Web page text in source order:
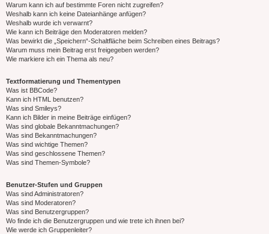
Warum kann ich auf bestimmte Foren nicht zugreifen?
Weshalb kann ich keine Dateianhänge anfügen?
Weshalb wurde ich verwarnt?
Wie kann ich Beiträge den Moderatoren melden?
Was bewirkt die „Speichern“-Schaltfläche beim Schreiben eines Beitrags?
Warum muss mein Beitrag erst freigegeben werden?
Wie markiere ich ein Thema als neu?
Textformatierung und Thementypen
Was ist BBCode?
Kann ich HTML benutzen?
Was sind Smileys?
Kann ich Bilder in meine Beiträge einfügen?
Was sind globale Bekanntmachungen?
Was sind Bekanntmachungen?
Was sind wichtige Themen?
Was sind geschlossene Themen?
Was sind Themen-Symbole?
Benutzer-Stufen und Gruppen
Was sind Administratoren?
Was sind Moderatoren?
Was sind Benutzergruppen?
Wo finde ich die Benutzergruppen und wie trete ich ihnen bei?
Wie werde ich Gruppenleiter?